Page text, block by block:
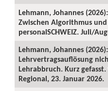
Lehmann, Johannes
Zwischen Algorithmus
personalSCHWEIZ. Juli/
Lehmann, Johannes (2026):
Lehrvertragsauflösung
Lehrabbruch. Kurz
Regional, 23. Januar 2026.